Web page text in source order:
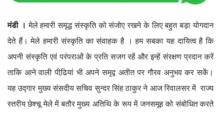
मंडी । मेले हमारी समृद्ध संस्कृति को संजोए रखने के लिए बहुत बड़ा योगदान
देते हैं। मेले हमारी संस्कृति का संवाहक है । हम सबका यह दायित्व है कि
अपनी संस्कृति एवं परंपराओं के प्रति सजग रहें और इन्हें संरक्षण प्रदान करें
ताकि आने वाली पीढि़यां भी अपने समृद्व अतीत पर गौरव अनुभव कर सकें।
यह उद्गार मुख्य संसदीय सचिव सुन्दर सिंह ठाकुर ने आज रिवालसर में राज्य
स्तरीय छेश्चू मेले में बतौर मुख्य अतिथि के रूप में जनसमूह को संबोधित करते